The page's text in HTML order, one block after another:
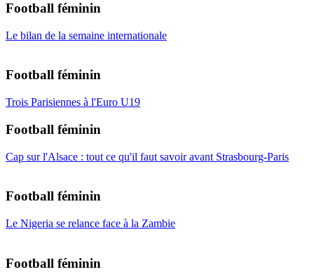
Football féminin
Le bilan de la semaine internationale
Football féminin
Trois Parisiennes à l'Euro U19
Football féminin
Cap sur l'Alsace : tout ce qu'il faut savoir avant Strasbourg-Paris
Football féminin
Le Nigeria se relance face à la Zambie
Football féminin